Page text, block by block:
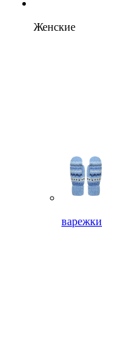
Женские
варежки